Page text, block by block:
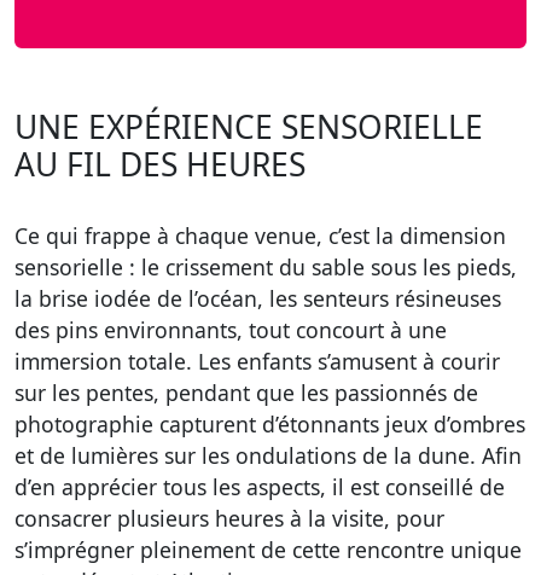
UNE EXPÉRIENCE SENSORIELLE
AU FIL DES HEURES
Ce qui frappe à chaque venue, c’est la dimension
sensorielle : le crissement du sable sous les pieds,
la brise iodée de l’océan, les senteurs résineuses
des pins environnants, tout concourt à une
immersion totale. Les enfants s’amusent à courir
sur les pentes, pendant que les passionnés de
photographie capturent d’étonnants jeux d’ombres
et de lumières sur les ondulations de la dune. Afin
d’en apprécier tous les aspects, il est conseillé de
consacrer plusieurs heures à la visite, pour
s’imprégner pleinement de cette rencontre unique